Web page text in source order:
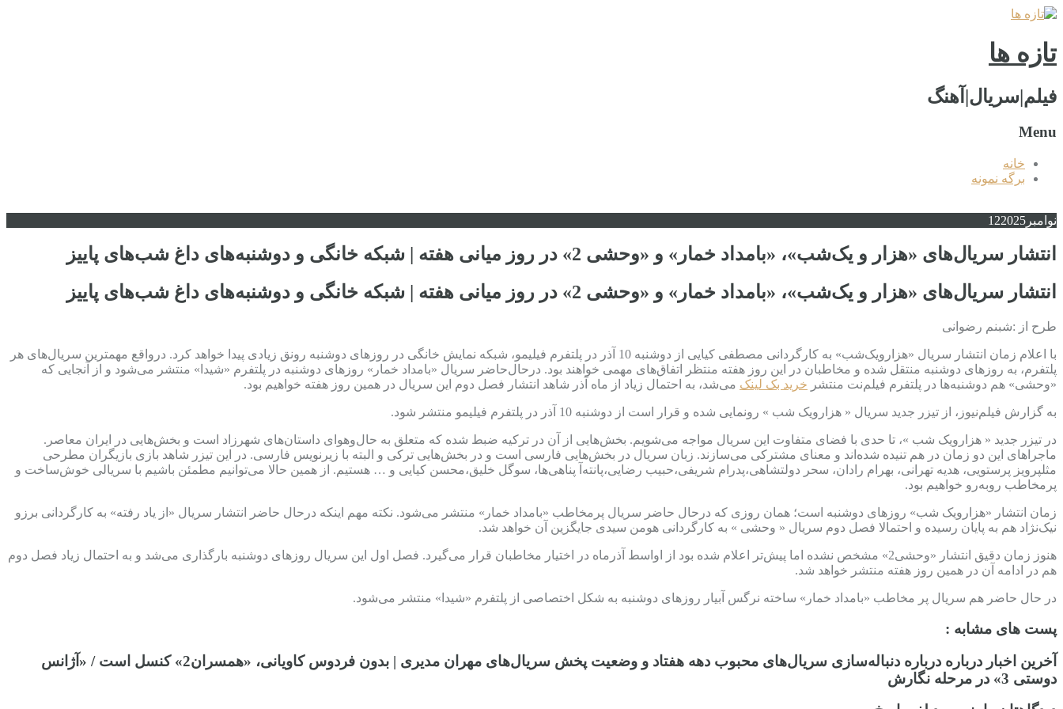
تازه ها
فیلم|سریال|آهنگ
Menu
خانه
برگه نمونه
نوامبر 122025
انتشار سریال‌های «هزار و یک‌شب»، «بامداد خمار» و «وحشی 2» در روز میانی هفته | شبکه خانگی و دوشنبه‌های داغ شب‌های پاییز
انتشار سریال‌های «هزار و یک‌شب»، «بامداد خمار» و «وحشی 2» در روز میانی هفته | شبکه خانگی و دوشنبه‌های داغ شب‌های پاییز
طرح از :شبنم رضوانی
با اعلام زمان انتشار سریال «هزارویک‌شب» به کارگردانی مصطفی کیایی از دوشنبه 10 آذر در پلتفرم فیلیمو، شبکه نمایش خانگی در روزهای دوشنبه رونق زیادی پیدا خواهد کرد. درواقع مهمترین سریال‌های هر
پلتفرم، به روزهای دوشنبه منتقل شده و مخاطبان در این روز هفته منتظر اتفاق‌های مهمی خواهند بود. درحال‌حاضر سریال «بامداد خمار» روزهای دوشنبه در پلتفرم «شیدا» منتشر می‌شود و از آنجایی که
«وحشی» هم دوشنبه‌ها در پلتفرم فیلم‌نت منتشر خرید بک لینک می‌شد، به احتمال زیاد از ماه آذر شاهد انتشار فصل دوم این سریال در همین روز هفته خواهیم بود.
به گزارش فیلم‌نیوز، از تیزر جدید سریال « هزارویک شب » رونمایی شده و قرار است از دوشنبه 10 آذر در پلتفرم فیلیمو منتشر شود.
در تیزر جدید « هزارویک شب »، تا حدی با فضای متفاوت این سریال مواجه می‌شویم. بخش‌هایی از آن در ترکیه ضبط شده که متعلق به حال‌وهوای داستان‌های شهرزاد است و بخش‌هایی در ایران معاصر.
ماجراهای این دو زمان در هم تنیده شده‌اند و معنای مشترکی می‌سازند. زبان سریال در بخش‌هایی فارسی است و در بخش‌هایی ترکی و البته با زیرنویس فارسی. در این تیزر شاهد بازی بازیگران مطرحی
مثلپرویز پرستویی، هدیه تهرانی، بهرام رادان، سحر دولتشاهی،پدرام شریفی،حبیب رضایی،پانته‌آ پناهی‌ها، سوگل خلیق،محسن کیایی و … هستیم. از همین حالا می‌توانیم مطمئن باشیم با سریالی خوش‌ساخت و
پرمخاطب روبه‌رو خواهیم بود.
زمان انتشار «هزارویک شب» روزهای دوشنبه است؛ همان روزی که درحال حاضر سریال پرمخاطب «بامداد خمار» منتشر می‌شود. نکته مهم اینکه درحال حاضر انتشار سریال «از یاد رفته» به کارگردانی برزو
نیک‌نژاد هم به پایان رسیده و احتمالا فصل دوم سریال « وحشی » به کارگردانی هومن سیدی جایگزین آن خواهد شد.
هنوز زمان دقیق انتشار «وحشی2» مشخص نشده اما پیش‌تر اعلام شده بود از اواسط آذرماه در اختیار مخاطبان قرار می‌گیرد. فصل اول این سریال روزهای دوشنبه بارگذاری می‌شد و به احتمال زیاد فصل دوم
هم در ادامه آن در همین روز هفته منتشر خواهد شد.
در حال حاضر هم سریال پر مخاطب «بامداد خمار» ساخته نرگس آبیار روزهای دوشنبه به شکل اختصاصی از پلتفرم «شیدا» منتشر می‌شود.
پست های مشابه :
آخرین اخبار درباره درباره دنباله‌سازی سریال‌های محبوب دهه هفتاد و وضعیت پخش سریال‌های مهران مدیری | بدون فردوس کاویانی، «همسران2» کنسل است / «آژانس
دوستی 3» در مرحله نگارش